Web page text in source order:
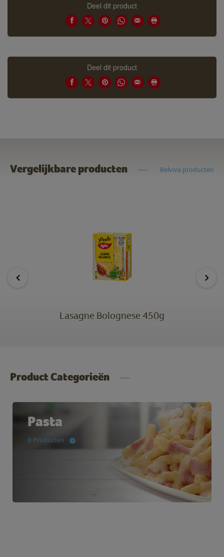
Deel dit product
Deel dit product
Vergelijkbare producten Belviva producten
Lasagne Bolognese 450g
Product Categorieën
Pasta
9 Producten